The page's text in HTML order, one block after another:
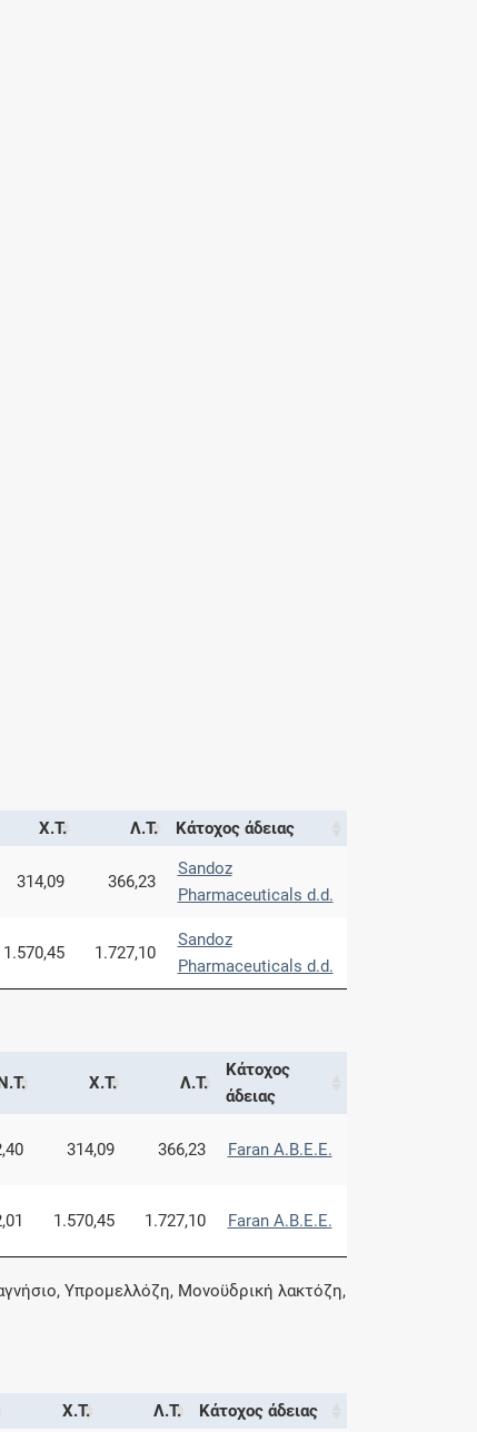
Χ.Τ. Λ.Τ. Κάτοχος άδειας
314,09 366,23
Sandoz
Pharmaceuticals d.d.
1.570,45 1.727,10
Sandoz
Pharmaceuticals d.d.
Χ.Τ. Λ.Τ.
Κάτοχος
άδειας
314,09 366,23 Faran Α.Β.Ε.Ε.
1.570,45 1.727,10 Faran Α.Β.Ε.Ε.
Υπρομελλόζη, Μονοϋδρική λακτόζη,
Χ.Τ. Λ.Τ. Κάτοχος άδειας